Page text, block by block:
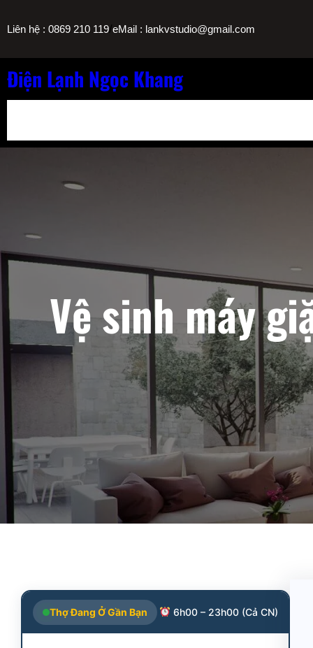
đến
nội
dung
Liên hệ : 0869 210 119/eMail : lankvstudio@gmail.com
Điện Lạnh Ngọc Khang
Vệ sinh máy
Thợ Đang Ở Gần Bạn 6h00 – 23h00 (Cả CN)